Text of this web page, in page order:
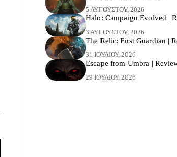
5 ΑΥΓΟΎΣΤΟΥ, 2026
Halo: Campaign Evolved |
3 ΑΥΓΟΎΣΤΟΥ, 2026
The Relic: First Guardian |
31 ΙΟΥΛΊΟΥ, 2026
Escape from Umbra |
29 ΙΟΥΛΊΟΥ, 2026